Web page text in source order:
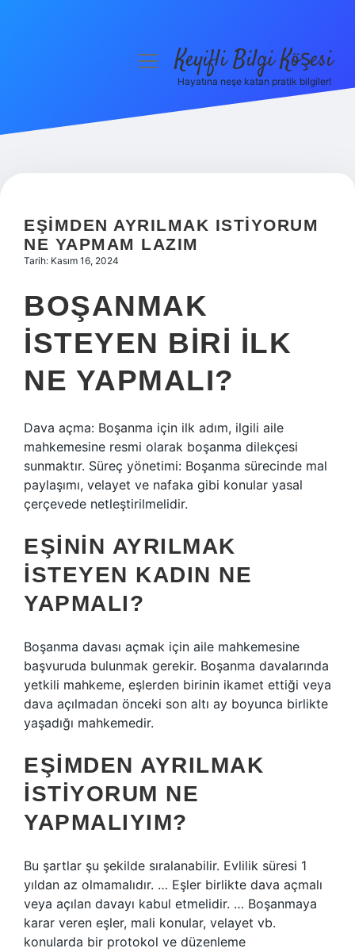
Hakkımızda
menüyüKeyifli Bilgi Köşesi
Hayatına neşe katan pratik bilgiler!
EŞIMDEN AYRILMAK ISTIYORUM
NE YAPMAM LAZIM
Tarih: Kasım 16, 2024
BOŞANMAK
ISTEYEN BIRI ILK
NE YAPMALI?
Dava açma: Boşanma için ilk adım, ilgili aile
mahkemesine resmi olarak boşanma dilekçesi
sunmaktır. Süreç yönetimi: Boşanma sürecinde mal
paylaşımı, velayet ve nafaka gibi konular yasal
çerçevede netleştirilmelidir.
EŞININ AYRILMAK
ISTEYEN KADIN NE
YAPMALI?
Boşanma davası açmak için aile mahkemesine
başvuruda bulunmak gerekir. Boşanma davalarında
yetkili mahkeme, eşlerden birinin ikamet ettiği veya
dava açılmadan önceki son altı ay boyunca birlikte
yaşadığı mahkemedir.
EŞIMDEN AYRILMAK
ISTIYORUM NE
YAPMALIYIM?
Bu şartlar şu şekilde sıralanabilir. Evlilik süresi 1
yıldan az olmamalıdır. … Eşler birlikte dava açmalı
veya açılan davayı kabul etmelidir. … Boşanmaya
karar veren eşler, mali konular, velayet vb.
konularda bir protokol ve düzenleme